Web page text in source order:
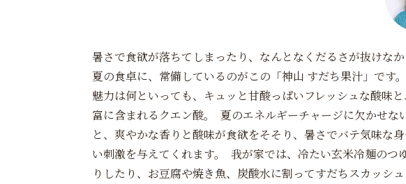
暑さで食欲が落ちてしまったり、なんとなくだるさが抜けな
夏の食卓に、常備しているのがこの「神山 すだち果汁」です
魅力は何といっても、キュッと甘酸っぱいフレッシュな酸味
富に含まれるクエン酸。 夏のエネルギーチャージに欠かせな
と、爽やかな香りと酸味が食欲をそそり、暑さでバテ気味な
い刺激を与えてくれます。 我が家では、冷たい玄米冷麺のつ
りしたり、お豆腐や焼き魚、炭酸水に割ってすだちスカッシ